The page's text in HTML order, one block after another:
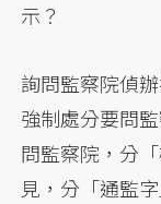
示？
詢問監察院偵
強制處分要問
問監察院，分
見，分「通監